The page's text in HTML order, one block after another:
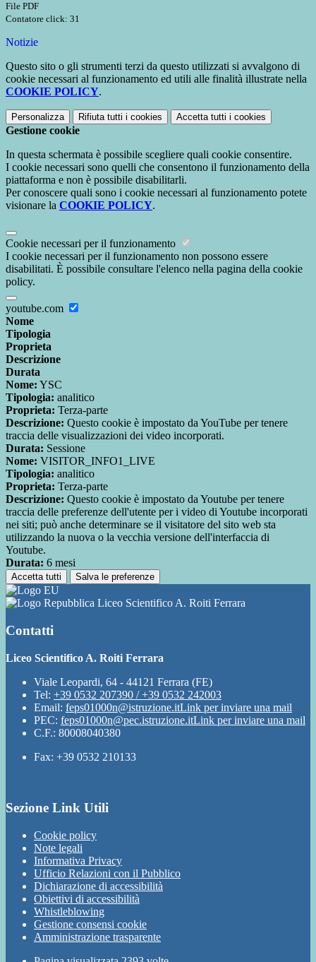
File PDF
Contatore click: 31
Notizie
Questo sito o gli strumenti terzi da questo utilizzati si avvalgono di
cookie necessari al funzionamento ed utili alle finalità illustrate nella
COOKIE POLICY.
Personalizza Rifiuta tutti i cookies Accetta tutti i cookies
Gestione cookie
In questa schermata è possibile scegliere quali cookie consentire.
I cookie necessari sono quelli che consentono il funzionamento della
piattaforma e non è possibile disabilitarli.
Per conoscere quali sono i cookie necessari al funzionamento potete
visionare la COOKIE POLICY.
Cookie necessari per il funzionamento
I cookie necessari per il funzionamento non possono essere
disabilitati. È possibile consultare l'elenco nella pagina della cookie
policy.
youtube.com
Nome
Tipologia
Proprieta
Descrizione
Durata
Nome: YSC
Tipologia: analitico
Proprieta: Terza-parte
Descrizione: Questo cookie è impostato da YouTube per tenere
traccia delle visualizzazioni dei video incorporati.
Durata: Sessione
Nome: VISITOR_INFO1_LIVE
Tipologia: analitico
Proprieta: Terza-parte
Descrizione: Questo cookie è impostato da Youtube per tenere
traccia delle preferenze dell'utente per i video di Youtube incorporati
nei siti; può anche determinare se il visitatore del sito web sta
utilizzando la nuova o la vecchia versione dell'interfaccia di
Youtube.
Durata: 6 mesi
Accetta tutti Salva le preferenze
Liceo Scientifico A. Roiti Ferrara
Contatti
Liceo Scientifico A. Roiti Ferrara
Viale Leopardi, 64 - 44121 Ferrara (FE)
Tel: +39 0532 207390 / +39 0532 242003
Email: feps01000n@istruzione.itLink per inviare una mail
PEC: feps01000n@pec.istruzione.itLink per inviare una mail
C.F.: 80008040380
Fax: +39 0532 210133
Sezione Link Utili
Cookie policy
Note legali
Informativa Privacy
Ufficio Relazioni con il Pubblico
Dichiarazione di accessibilità
Obiettivi di accessibilità
Whistleblowing
Gestione consensi cookie
Amministrazione trasparente